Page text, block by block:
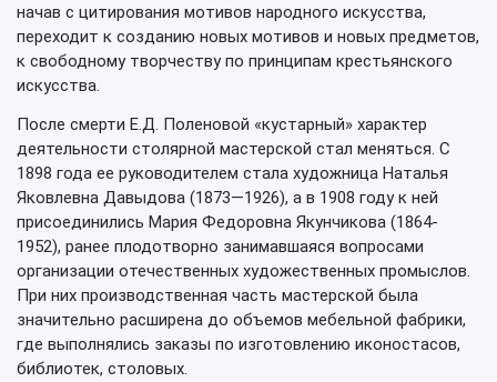
начав с цитирования мотивов народного искусства,
переходит к созданию новых мотивов и новых предметов,
к свободному творчеству по принципам крестьянского
искусства.
После смерти Е.Д. Поленовой «кустарный» характер
деятельности столярной мастерской стал меняться. С
1898 года ее руководителем стала художница Наталья
Яковлевна Давыдова (1873—1926), а в 1908 году к ней
присоединились Мария Федоровна Якунчикова (1864-
1952), ранее плодотворно занимавшаяся вопросами
организации отечественных художественных промыслов.
При них производственная часть мастерской была
значительно расширена до объемов мебельной фабрики,
где выполнялись заказы по изготовлению иконостасов,
библиотек, столовых.